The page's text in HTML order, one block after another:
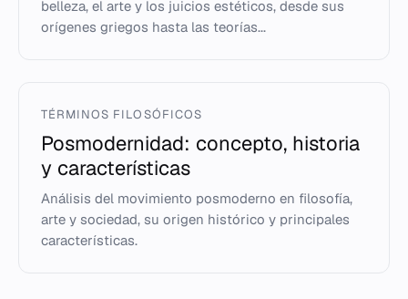
belleza, el arte y los juicios estéticos, desde sus
orígenes griegos hasta las teorías...
TÉRMINOS FILOSÓFICOS
Posmodernidad: concepto, historia
y características
Análisis del movimiento posmoderno en filosofía,
arte y sociedad, su origen histórico y principales
características.